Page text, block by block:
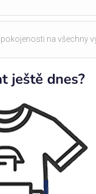
na všechny
ještě dnes?